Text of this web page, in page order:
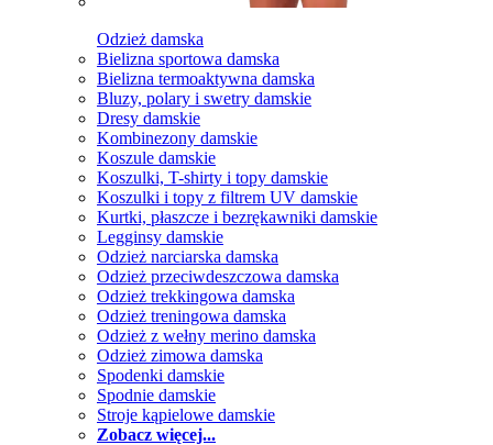
Odzież damska
Bielizna sportowa damska
Bielizna termoaktywna damska
Bluzy, polary i swetry damskie
Dresy damskie
Kombinezony damskie
Koszule damskie
Koszulki, T-shirty i topy damskie
Koszulki i topy z filtrem UV damskie
Kurtki, płaszcze i bezrękawniki damskie
Legginsy damskie
Odzież narciarska damska
Odzież przeciwdeszczowa damska
Odzież trekkingowa damska
Odzież treningowa damska
Odzież z wełny merino damska
Odzież zimowa damska
Spodenki damskie
Spodnie damskie
Stroje kąpielowe damskie
Zobacz więcej...